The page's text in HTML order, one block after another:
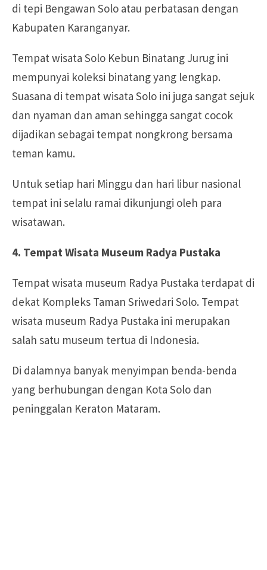
di tepi Bengawan Solo atau perbatasan dengan
Kabupaten Karanganyar.
Tempat wisata Solo Kebun Binatang Jurug ini
mempunyai koleksi binatang yang lengkap.
Suasana di tempat wisata Solo ini juga sangat sejuk
dan nyaman dan aman sehingga sangat cocok
dijadikan sebagai tempat nongkrong bersama
teman kamu.
Untuk setiap hari Minggu dan hari libur nasional
tempat ini selalu ramai dikunjungi oleh para
wisatawan.
4. Tempat Wisata Museum Radya Pustaka
Tempat wisata museum Radya Pustaka terdapat di
dekat Kompleks Taman Sriwedari Solo. Tempat
wisata museum Radya Pustaka ini merupakan
salah satu museum tertua di Indonesia.
Di dalamnya banyak menyimpan benda-benda
yang berhubungan dengan Kota Solo dan
peninggalan Keraton Mataram.